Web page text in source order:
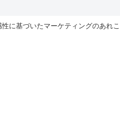
に基づいたマーケティングのあれ